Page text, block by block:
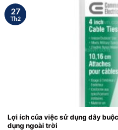
Lợi ích của việc sử dụng dây
dụng ngoài trời
27
Th2